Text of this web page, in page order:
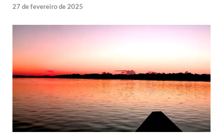
27 de fevereiro de 2025